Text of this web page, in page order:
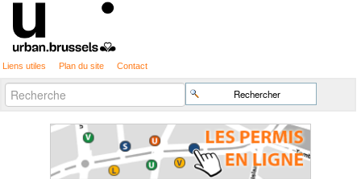
Liens utiles Plan du site Contact
Chercher par
Recherche
avancée…